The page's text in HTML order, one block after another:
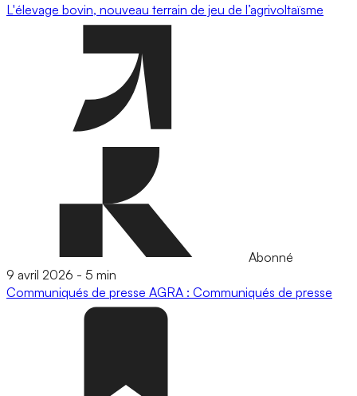
L'élevage bovin, nouveau terrain de jeu de l’agrivoltaïsme
Abonné
9 avril 2026 - 5 min
Communiqués de presse AGRA : Communiqués de presse